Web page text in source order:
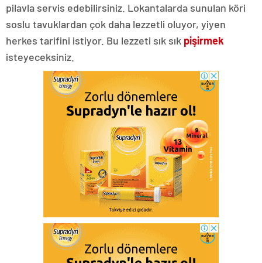
pilavla servis edebilirsiniz. Lokantalarda sunulan köri
soslu tavuklardan çok daha lezzetli oluyor, yiyen
herkes tarifini istiyor. Bu lezzeti sık sık pişirmek
isteyeceksiniz.